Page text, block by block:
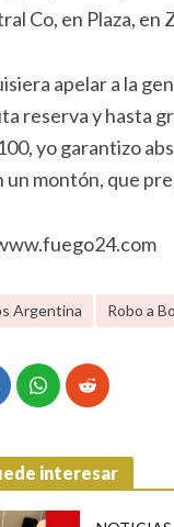
Co, en Plaza,
apelar a la
reserva y hasta
yo garantizo
un montón, que
Argentina Robo a
interesar